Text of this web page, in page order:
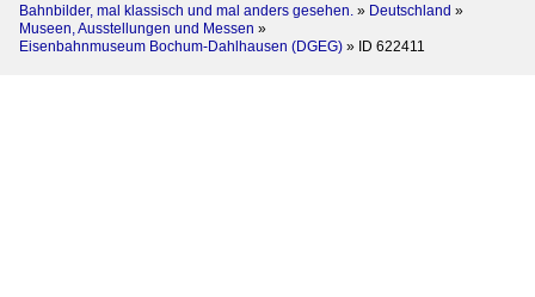
Bahnbilder, mal klassisch und mal anders gesehen. » Deutschland »
Museen, Ausstellungen und Messen »
Eisenbahnmuseum Bochum-Dahlhausen (DGEG) » ID 622411